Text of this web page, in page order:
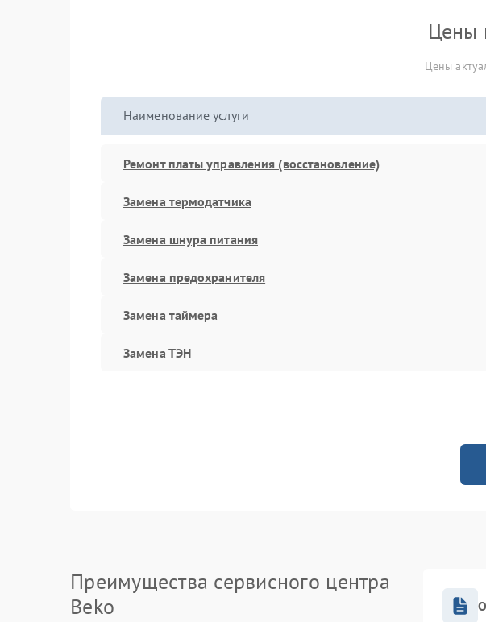
Цены
Цены
Наименование услуги
Ремонт платы управления (восстановление)
Замена термодатчика
Замена шнура питания
Замена предохранителя
Замена таймера
Замена ТЭН
Преимущества сервисного центра
Beko